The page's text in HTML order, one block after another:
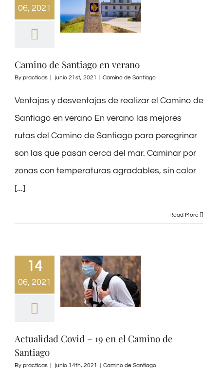
06, 2021
Camino de Santiago en verano
By practicas junio 21st, 2021 Camino de Santiago
Ventajas y desventajas de realizar el Camino de
Santiago en verano En verano las mejores
rutas del Camino de Santiago para peregrinar
son las que pasan cerca del mar. Caminar por
zonas con temperaturas agradables, sin calor
[...]
Read More
14
06, 2021
Actualidad Covid – 19 en el Camino de
Santiago
By practicas junio 14th, 2021 Camino de Santiago